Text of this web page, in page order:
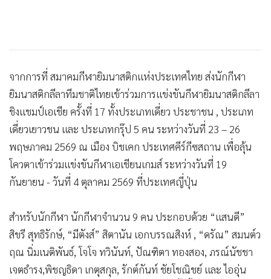
จากการที่ สมาคมกีฬายิมนาสติกแห่งประเทศไทย ส่งนักกีฬา
ยิมนาสติกลีลาทีมชาติไทยเข้าร่วมการแข่งขันกีฬายิมนาสติกลีลา
ชิงแชมป์เอเชีย ครั้งที่ 17 ทั้งประเภทเดี่ยว ประชาชน , ประเภท
เดี่ยวเยาวชน และ ประเภทกรุ๊ป 5 คน ระหว่างวันที่ 23 – 26
พฤษภาคม 2569 ณ เมือง บิชเคก ประเทศคีร์กีซสถาน เพื่อลุ้น
โควตาเข้าร่วมแข่งขันกีฬาเอเชียนเกมส์ ระหว่างวันที่ 19
กันยายน - วันที่ 4 ตุลาคม 2569 ที่ประเทศญี่ปุ่น
สำหรับนักกีฬา นักกีฬาจำนวน 9 คน ประกอบด้วย “แสนดี”
สิขรี สุทธิรักษ์, “มีตังส์” สิตานัน เอกบรรณสิงห์ , “ดรัณ” สมนต์ว
ฤณ นิ่มเนติพันธ์, โจโจ ทวินันท์, ปัณฑิตา ทองสอง, ภรณ์นัชชา
เจตธำรง,พิชญธิดา เกตุสกุล, รักต์กันท์ ชัยโชณิชย์ และ ไออุ่น